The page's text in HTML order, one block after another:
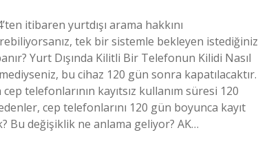
itibaren yurtdışı arama hakkını
tek bir sistemle bekleyen istediğiniz
Yurt Dışında Kilitli Bir Telefonun Kilidi Nasıl
bu cihaz 120 gün sonra kapatılacaktır.
telefonlarının kayıtsız kullanım süresi 120
cep telefonlarını 120 gün boyunca kayıt
Bu değişiklik ne anlama geliyor? AK…